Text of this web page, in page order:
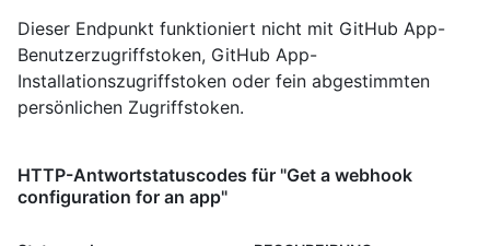
Dieser Endpunkt funktioniert nicht mit GitHub App-
Benutzerzugriffstoken, GitHub App-
Installationszugriffstoken oder fein abgestimmten
persönlichen Zugriffstoken.
HTTP-Antwortstatuscodes für "Get a webhook
configuration for an app"